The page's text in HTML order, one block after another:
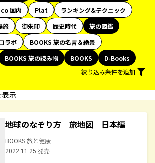
国内 Plat
ランキング&テクニック
旅 御朱印 歴史時代
旅の図鑑
ラボ
BOOKS 旅の名言＆絶景
BOOKS 旅の読み物 BOOKS
D-Books
絞り込み条件を追加
表示
地球のなぞり方 旅地図 日本編
BOOKS 旅と健康
2022.11.25 発売